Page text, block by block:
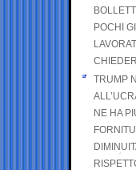
POCHI
TRUMP
NE HA